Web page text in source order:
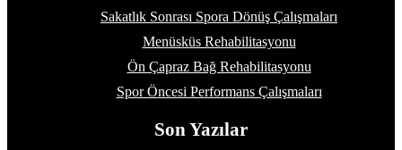
Sakatlık Sonrası Spora Dönüş Çalışmaları
Menüsküs Rehabilitasyonu
Ön Çapraz Bağ Rehabilitasyonu
Spor Öncesi Performans Çalışmaları
Son Yazılar